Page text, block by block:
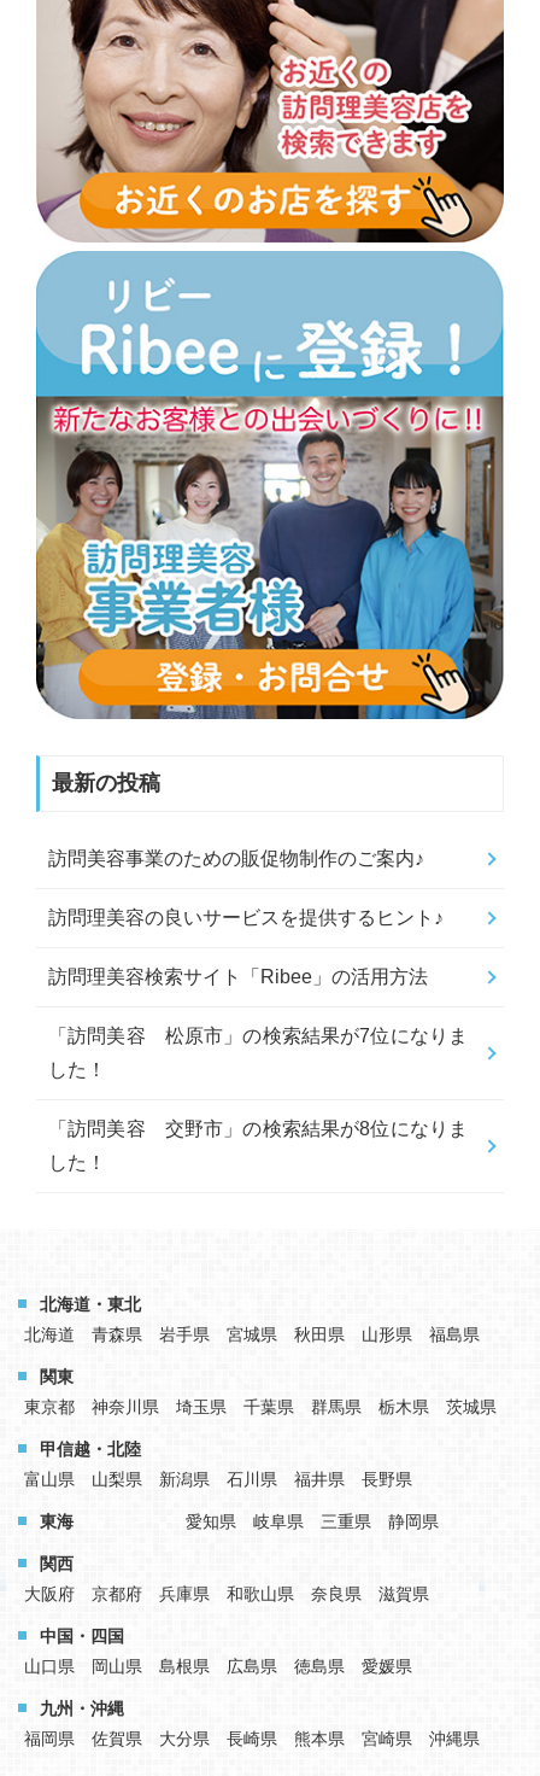
最新の投稿
訪問美容事業のための販促物制作のご案内♪
訪問理美容の良いサービスを提供するヒント♪
訪問理美容検索サイト「Ribee」の活用方法
「訪問美容 松原市」の検索結果が7位になりま
した！
「訪問美容 交野市」の検索結果が8位になりま
した！
北海道・東北
北海道
青森県 岩手県 宮城県 秋田県 山形県 福島県
関東
東京都
神奈川県 埼玉県 千葉県 群馬県 栃木県 茨城県
甲信越・北陸
富山県
山梨県 新潟県 石川県 福井県 長野県
東海 愛知県 岐阜県 三重県 静岡県
関西
大阪府
京都府 兵庫県 和歌山県 奈良県 滋賀県
中国・四国
山口県
岡山県 島根県 広島県 徳島県 愛媛県
九州・沖縄
福岡県
佐賀県 大分県 長崎県 熊本県 宮崎県 沖縄県